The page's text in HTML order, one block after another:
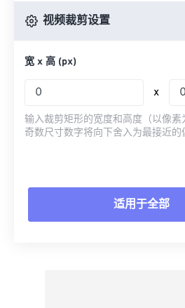
视频裁剪设置
宽 x 高 (px)
x
输入裁剪矩形的宽度和高度（以像素
奇数尺寸数字将向下舍入为最接近的
适用于全部